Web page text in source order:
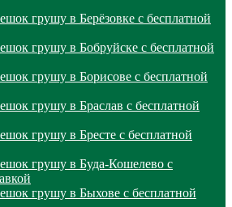
грушу в Берёзовке с бесплатной
грушу в Бобруйске с бесплатной
грушу в Борисове с бесплатной
грушу в Браслав с бесплатной
грушу в Бресте с бесплатной
грушу в Буда-Кошелево с
грушу в Быхове с бесплатной